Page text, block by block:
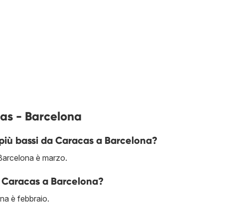
- Barcelona
bassi da Caracas a Barcelona?
è marzo.
a Barcelona?
è febbraio.